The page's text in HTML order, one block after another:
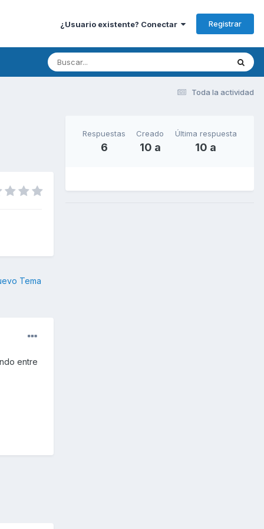
¿Usuario existente? Conectar Registrar
Toda la actividad
Tema
entre
Respuestas
6
Creado
10 a
Última respuesta
10 a